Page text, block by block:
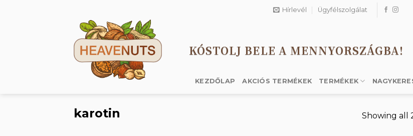
Hírlevél Ügyfélszolgálat
KÓSTOLJ BELE A MENNYORSZÁGBA!
KEZDŐLAP AKCIÓS TERMÉKEK TERMÉKEK
karotin Showing all